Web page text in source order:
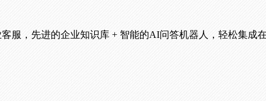
服，先进的企业知识库 + 智能的AI问答机器人，轻松集成